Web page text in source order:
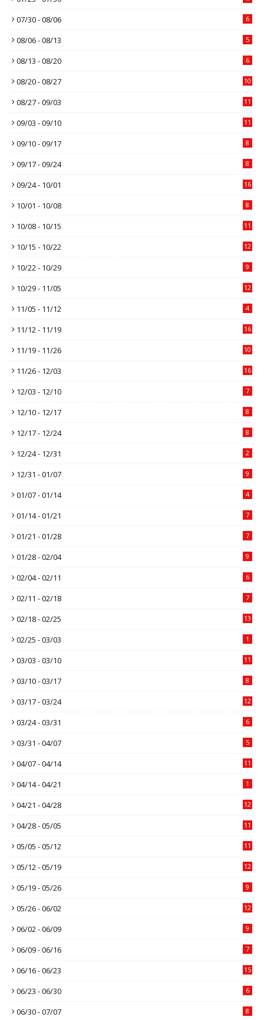
07/30 - 08/06 6
08/06 - 08/13 5
08/13 - 08/20 6
08/20 - 08/27 10
08/27 - 09/03 11
09/03 - 09/10 11
09/10 - 09/17 8
09/17 - 09/24 8
09/24 - 10/01 16
10/01 - 10/08 8
10/08 - 10/15 11
10/15 - 10/22 12
10/22 - 10/29 9
10/29 - 11/05 12
11/05 - 11/12 4
11/12 - 11/19 16
11/19 - 11/26 10
11/26 - 12/03 16
12/03 - 12/10 7
12/10 - 12/17 8
12/17 - 12/24 8
12/24 - 12/31 2
12/31 - 01/07 9
01/07 - 01/14 4
01/14 - 01/21 7
01/21 - 01/28 7
01/28 - 02/04 9
02/04 - 02/11 6
02/11 - 02/18 7
02/18 - 02/25 13
02/25 - 03/03 1
03/03 - 03/10 11
03/10 - 03/17 8
03/17 - 03/24 12
03/24 - 03/31 6
03/31 - 04/07 5
04/07 - 04/14 11
04/14 - 04/21 1
04/21 - 04/28 12
04/28 - 05/05 11
05/05 - 05/12 11
05/12 - 05/19 12
05/19 - 05/26 9
05/26 - 06/02 12
06/02 - 06/09 9
06/09 - 06/16 7
06/16 - 06/23 15
06/23 - 06/30 6
06/30 - 07/07 8